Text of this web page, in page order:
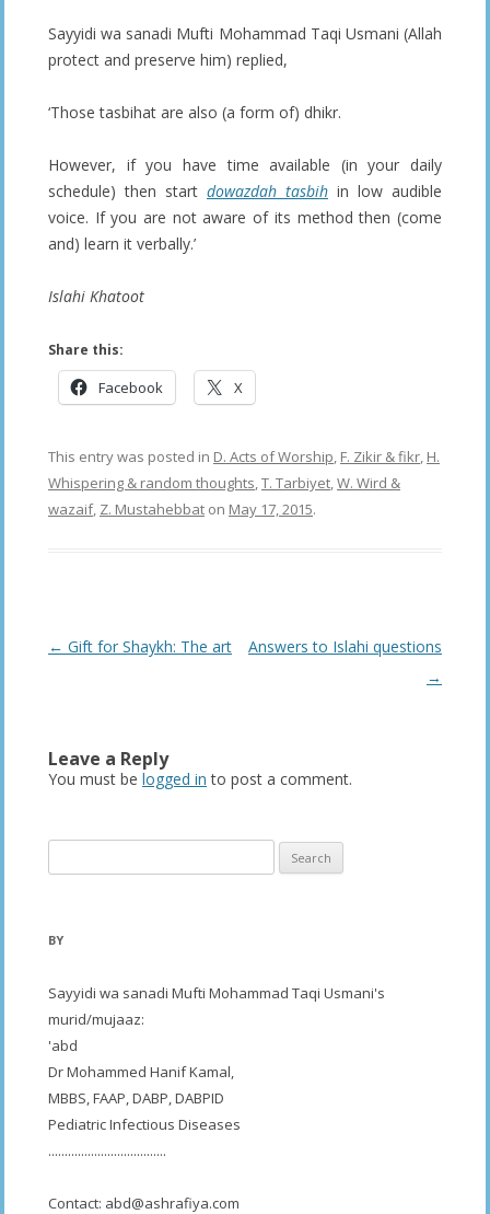
Sayyidi wa sanadi Mufti Mohammad Taqi Usmani (Allah
protect and preserve him) replied,
‘Those tasbihat are also (a form of) dhikr.
However, if you have time available (in your daily
schedule) then start dowazdah tasbih in low audible
voice. If you are not aware of its method then (come
and) learn it verbally.’
Islahi Khatoot
Share this:
Facebook X
This entry was posted in D. Acts of Worship, F. Zikir & fikr, H.
Whispering & random thoughts,T. Tarbiyet,W. Wird &
wazaif, Z. Mustahebbat on May 17, 2015.
Post
← Gift for Shaykh: The art
Answers to Islahi questions
→
Leave a Reply
You must be logged in to post a comment.
for:
BY
Sayyidi wa sanadi Mufti Mohammad Taqi Usmani's
murid/mujaaz:
'abd
Dr Mohammed Hanif Kamal,
MBBS, FAAP, DABP, DABPID
Pediatric Infectious Diseases
....................................
Contact: abd@ashrafiya.com